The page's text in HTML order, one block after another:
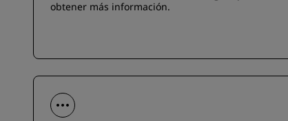
obtener más información.